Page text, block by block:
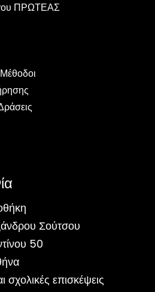
ΠΡΩΤΕΑΣ
Σούτσου
50
σχολικές επισκέψεις